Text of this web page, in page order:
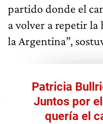
partido donde el
a volver a repetir la
la Argentina”,
Patricia
Juntos por
quería el